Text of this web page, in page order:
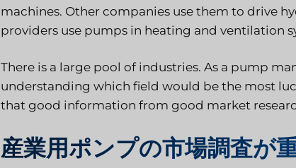
machines. Other companies use them to drive
providers use pumps in heating and ventilation
There is a large pool of industries. As a pump
understanding which field would be the most
that good information from good market
産業用ポンプの市場調査が